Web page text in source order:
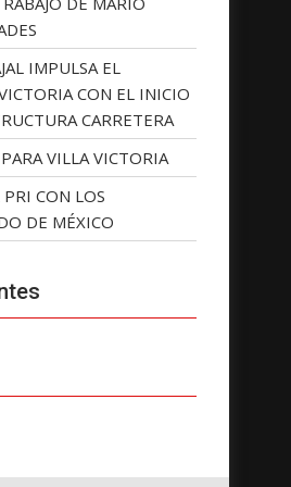
IMPULSA EL
CON EL INICIO
CARRETERA
VILLA VICTORIA
PRI CON LOS
DE MÉXICO